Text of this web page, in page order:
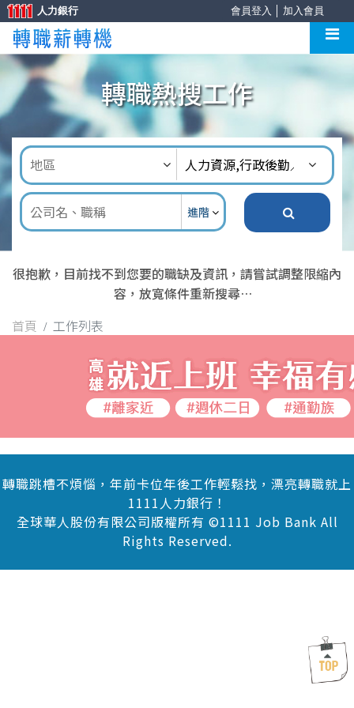
會員登入 加入會員
人力銀行
轉職熱搜工作
進階
很抱歉，目前找不到您要的職缺及資訊，請嘗試調整限縮內
容，放寬條件重新搜尋
首頁
工作列表
轉職跳槽不煩惱，年前卡位年後工作輕鬆找，漂亮轉職就上
1111人力銀行！
全球華人股份有限公司版權所有 ©1111 Job Bank All
Rights Reserved.